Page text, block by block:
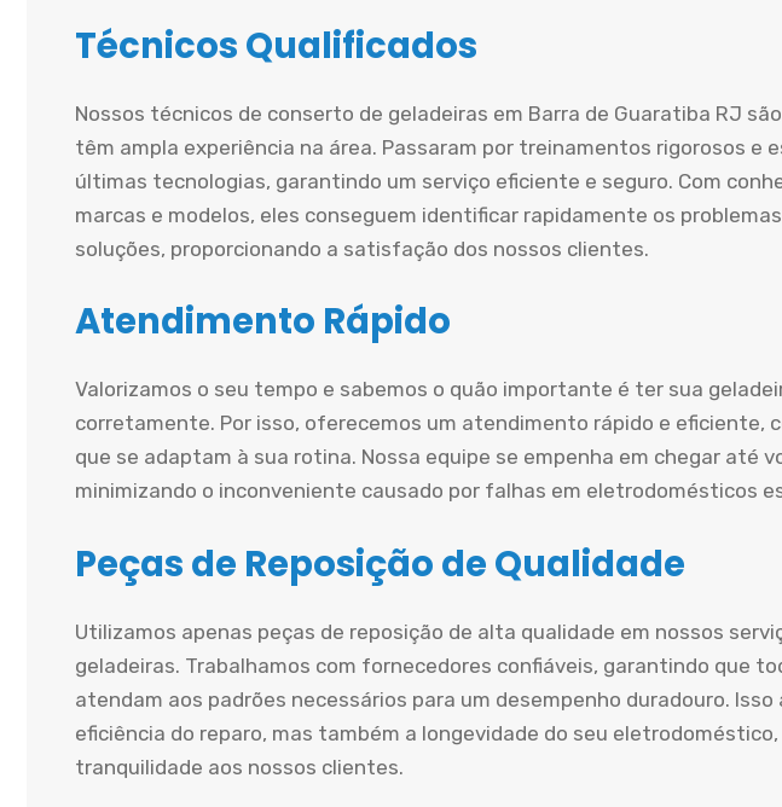
Técnicos Qualificados
Nossos técnicos de conserto de geladeiras em Barra de Guaratiba RJ
têm ampla experiência na área. Passaram por treinamentos rigorosos e
últimas tecnologias, garantindo um serviço eficiente e seguro. Com
marcas e modelos, eles conseguem identificar rapidamente os
soluções, proporcionando a satisfação dos nossos clientes.
Atendimento Rápido
Valorizamos o seu tempo e sabemos o quão importante é ter sua
corretamente. Por isso, oferecemos um atendimento rápido e eficiente,
que se adaptam à sua rotina. Nossa equipe se empenha em chegar até
minimizando o inconveniente causado por falhas em eletrodomésticos
Peças de Reposição de Qualidade
Utilizamos apenas peças de reposição de alta qualidade em nossos
geladeiras. Trabalhamos com fornecedores confiáveis, garantindo que
atendam aos padrões necessários para um desempenho duradouro. Isso
eficiência do reparo, mas também a longevidade do seu
tranquilidade aos nossos clientes.